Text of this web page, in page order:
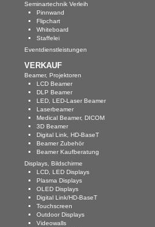
Seminartechnik Verleih
Pinnwand
Flipchart
Whiteboard
Staffelei
Eventdienstleistungen
VERKAUF
Beamer, Projektoren
LCD Beamer
DLP Beamer
LED, LED-Laser Beamer
Laserbeamer
Medical Beamer, DICOM
3D Beamer
Digital Link, HD-BaseT
Beamer Zubehör
Beamer Kaufberatung
Displays, Bildschirme
LCD, LED Displays
Plasma Displays
OLED Displays
Digital Link/HD-BaseT
Touchscreen
Outdoor Displays
Videowalls